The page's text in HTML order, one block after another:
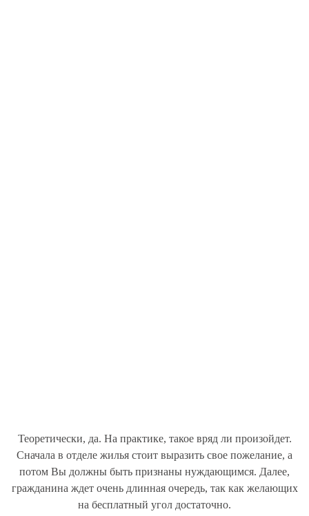
Теоретически, да. На практике, такое вряд ли произойдет.
Сначала в отделе жилья стоит выразить свое пожелание, а
потом Вы должны быть признаны нуждающимся. Далее,
гражданина ждет очень длинная очередь, так как желающих
на бесплатный угол достаточно.